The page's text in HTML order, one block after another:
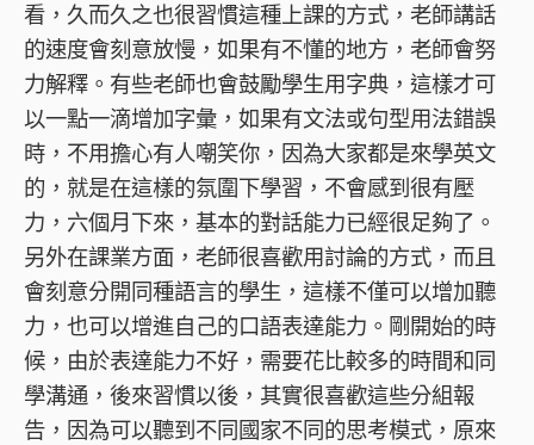
看，久而久之也很習慣這種上課的方式，老師講話
的速度會刻意放慢，如果有不懂的地方，老師會努
力解釋。有些老師也會鼓勵學生用字典，這樣才可
以一點一滴增加字彙，如果有文法或句型用法錯誤
時，不用擔心有人嘲笑你，因為大家都是來學英文
的，就是在這樣的氛圍下學習，不會感到很有壓
力，六個月下來，基本的對話能力已經很足夠了。
另外在課業方面，老師很喜歡用討論的方式，而且
會刻意分開同種語言的學生，這樣不僅可以增加聽
力，也可以增進自己的口語表達能力。剛開始的時
候，由於表達能力不好，需要花比較多的時間和同
學溝通，後來習慣以後，其實很喜歡這些分組報
告，因為可以聽到不同國家不同的思考模式，原來